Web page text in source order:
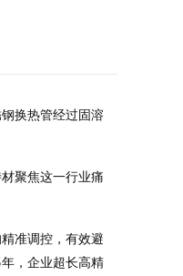
换热管经过固溶
聚焦这一行业痛
准调控，有效避
，企业超长高精